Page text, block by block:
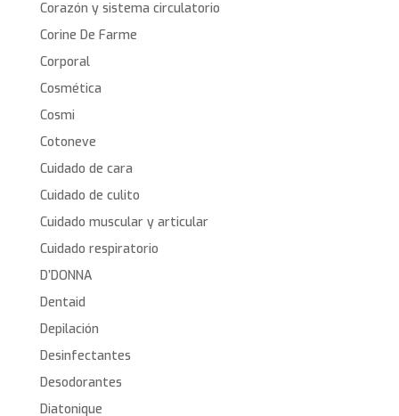
Corazón y sistema circulatorio
Corine De Farme
Corporal
Cosmética
Cosmi
Cotoneve
Cuidado de cara
Cuidado de culito
Cuidado muscular y articular
Cuidado respiratorio
D’DONNA
Dentaid
Depilación
Desinfectantes
Desodorantes
Diatonique